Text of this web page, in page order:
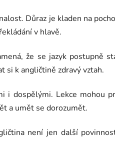
Důraz je kladen na
v hlavě.
že se jazyk postupně
si k angličtině zdravý vztah.
i dospělými. Lekce mohou
a umět se dorozumět.
není jen další